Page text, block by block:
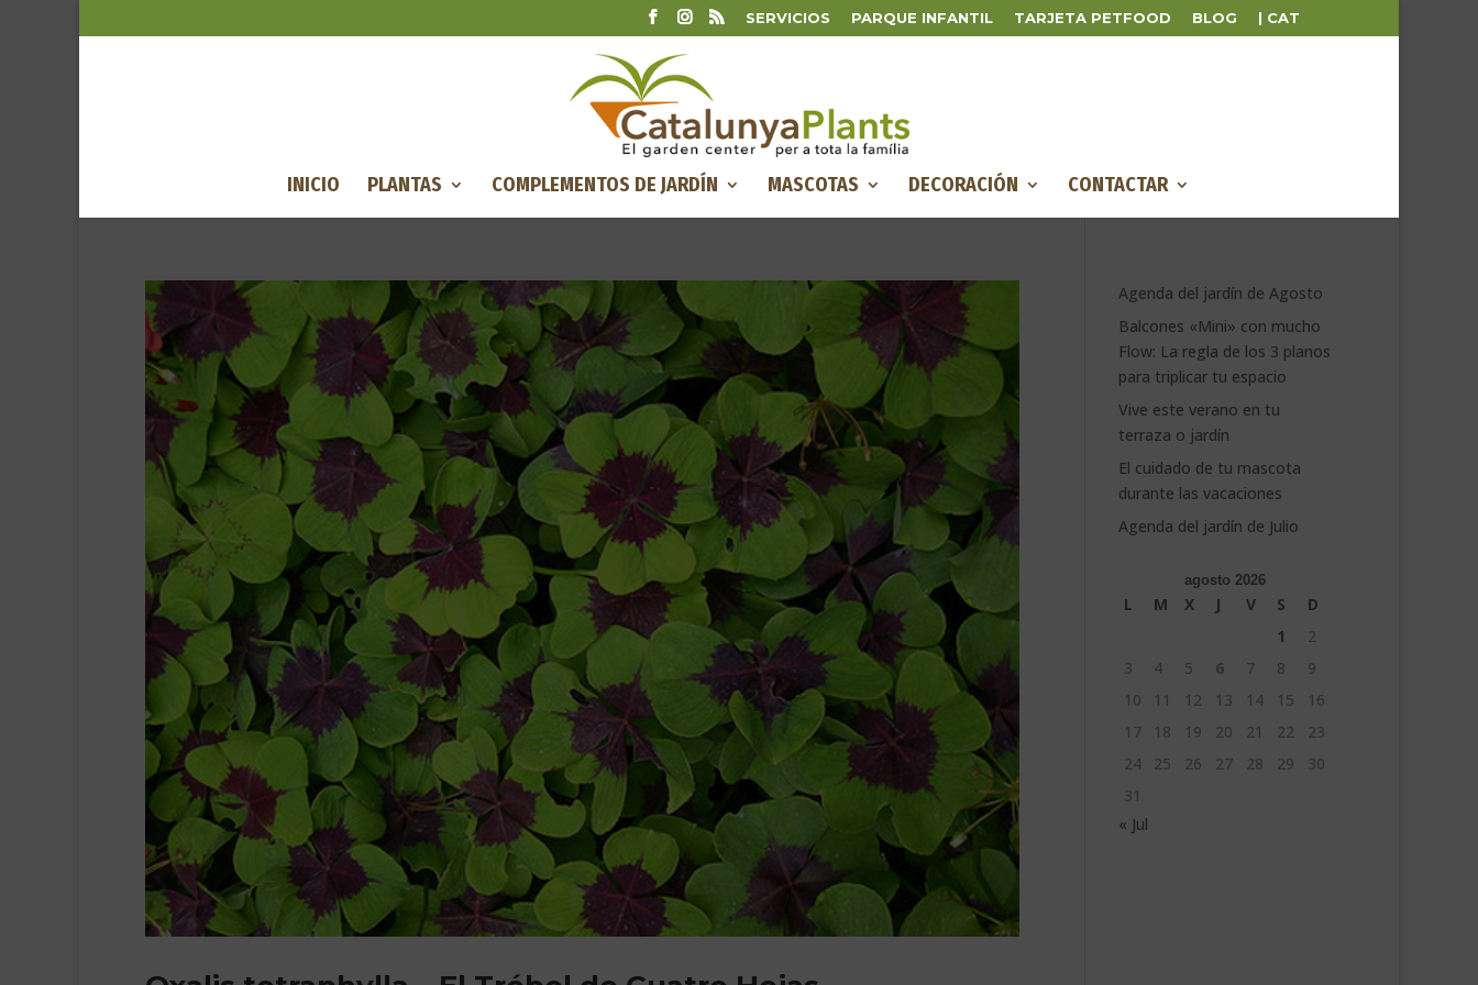
SERVICIOS PARQUE INFANTIL TARJETA PETFOOD BLOG | CAT
INICIO PLANTAS COMPLEMENTOS DE JARDÍN MASCOTAS DECORACIÓN CONTACTAR
Agenda del jardín de Agosto
Balcones «Mini» con mucho
Flow: La regla de los 3 planos
para triplicar tu espacio
Vive este verano en tu
terraza o jardín
El cuidado de tu mascota
durante las vacaciones
Agenda del jardín de Julio
agosto 2026
L M X J V S
D
1
2
3
4 5 6 7 8
9
10
11 12 13 14 15
16
17
18 19 20 21 22
23
24
25 26 27 28 29
30
31
« Jul